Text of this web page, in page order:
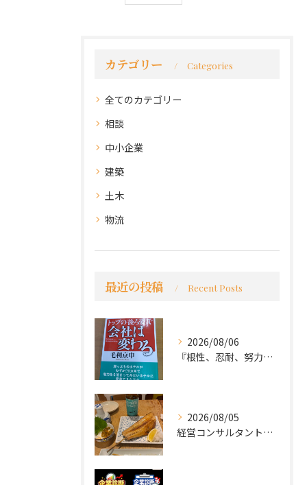
カテゴリー Categories
全てのカテゴリー
相談
中小企業
建築
土木
物流
最近の投稿 Recent Posts
2026/08/06
『根性、忍耐、努力という言葉は死語なのか』
2026/08/05
経営コンサルタントのモーちゃん・毛利京申です。